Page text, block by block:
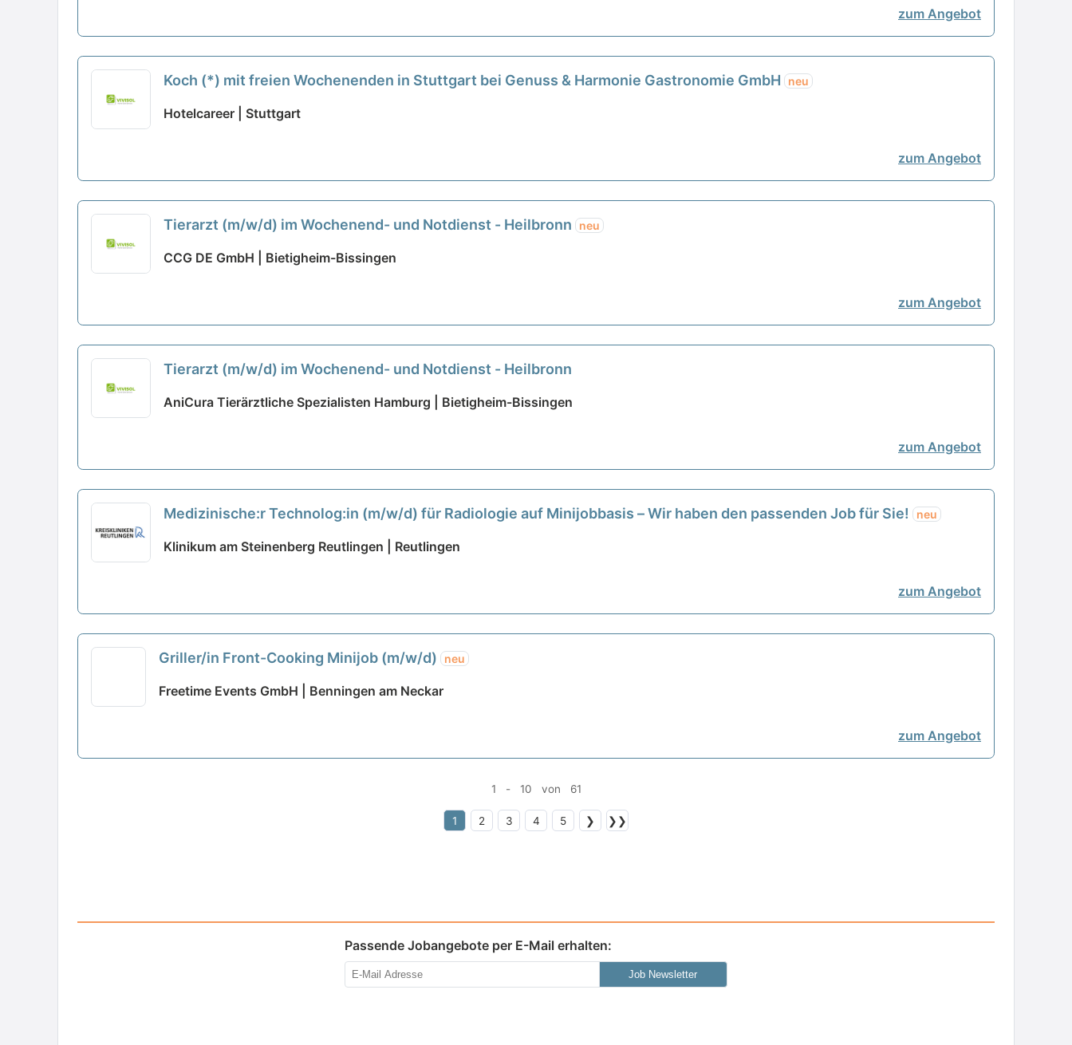
zum Angebot
Koch (*) mit freien Wochenenden in Stuttgart bei Genuss & Harmonie Gastronomie GmbH neu
Hotelcareer | Stuttgart
zum Angebot
Tierarzt (m/w/d) im Wochenend- und Notdienst - Heilbronn neu
CCG DE GmbH | Bietigheim-Bissingen
zum Angebot
Tierarzt (m/w/d) im Wochenend- und Notdienst - Heilbronn
AniCura Tierärztliche Spezialisten Hamburg | Bietigheim-Bissingen
zum Angebot
Medizinische:r Technolog:in (m/w/d) für Radiologie auf Minijobbasis – Wir haben den passenden Job für Sie! neu
Klinikum am Steinenberg Reutlingen | Reutlingen
zum Angebot
Griller/in Front-Cooking Minijob (m/w/d) neu
Freetime Events GmbH | Benningen am Neckar
zum Angebot
1 - 10 von 61
1 2 3 4 5 ❯ ❯❯
Passende Jobangebote per E-Mail erhalten:
Job Newsletter